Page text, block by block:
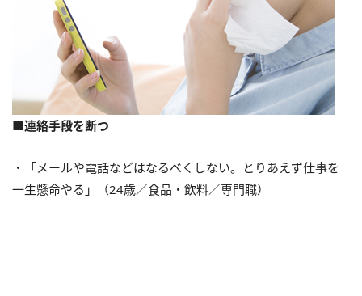
■連絡手段を断つ
・「メールや電話などはなるべくしない。とりあえず仕事を
一生懸命やる」（24歳／食品・飲料／専門職）